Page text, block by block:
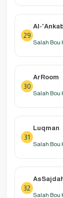
29
Al-
Salah Bou
30
ArRoom
Salah Bou
31
Luqman
Salah Bou
32
Salah Bou